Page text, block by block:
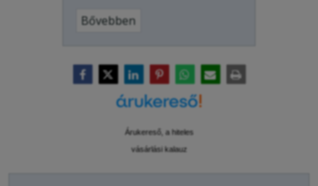
Bővebben
Árukereső, a hiteles
vásárlási kalauz